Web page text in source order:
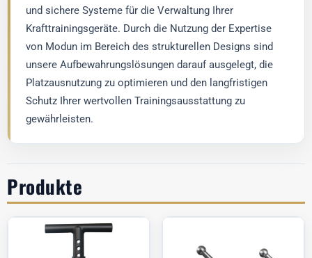
und sichere Systeme für die Verwaltung Ihrer
Krafttrainingsgeräte. Durch die Nutzung der Expertise
von Modun im Bereich des strukturellen Designs sind
unsere Aufbewahrungslösungen darauf ausgelegt, die
Platzausnutzung zu optimieren und den langfristigen
Schutz Ihrer wertvollen Trainingsausstattung zu
gewährleisten.
Produkte